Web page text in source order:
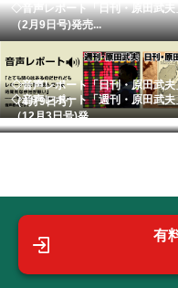
◇音声レポート「日刊・原田武夫
（2月9日号)発売...
◇音声レポート「日刊・原田武夫
（4月9日号）
◇音声レポート「週刊・原田武夫
（12月3日号)発...
有